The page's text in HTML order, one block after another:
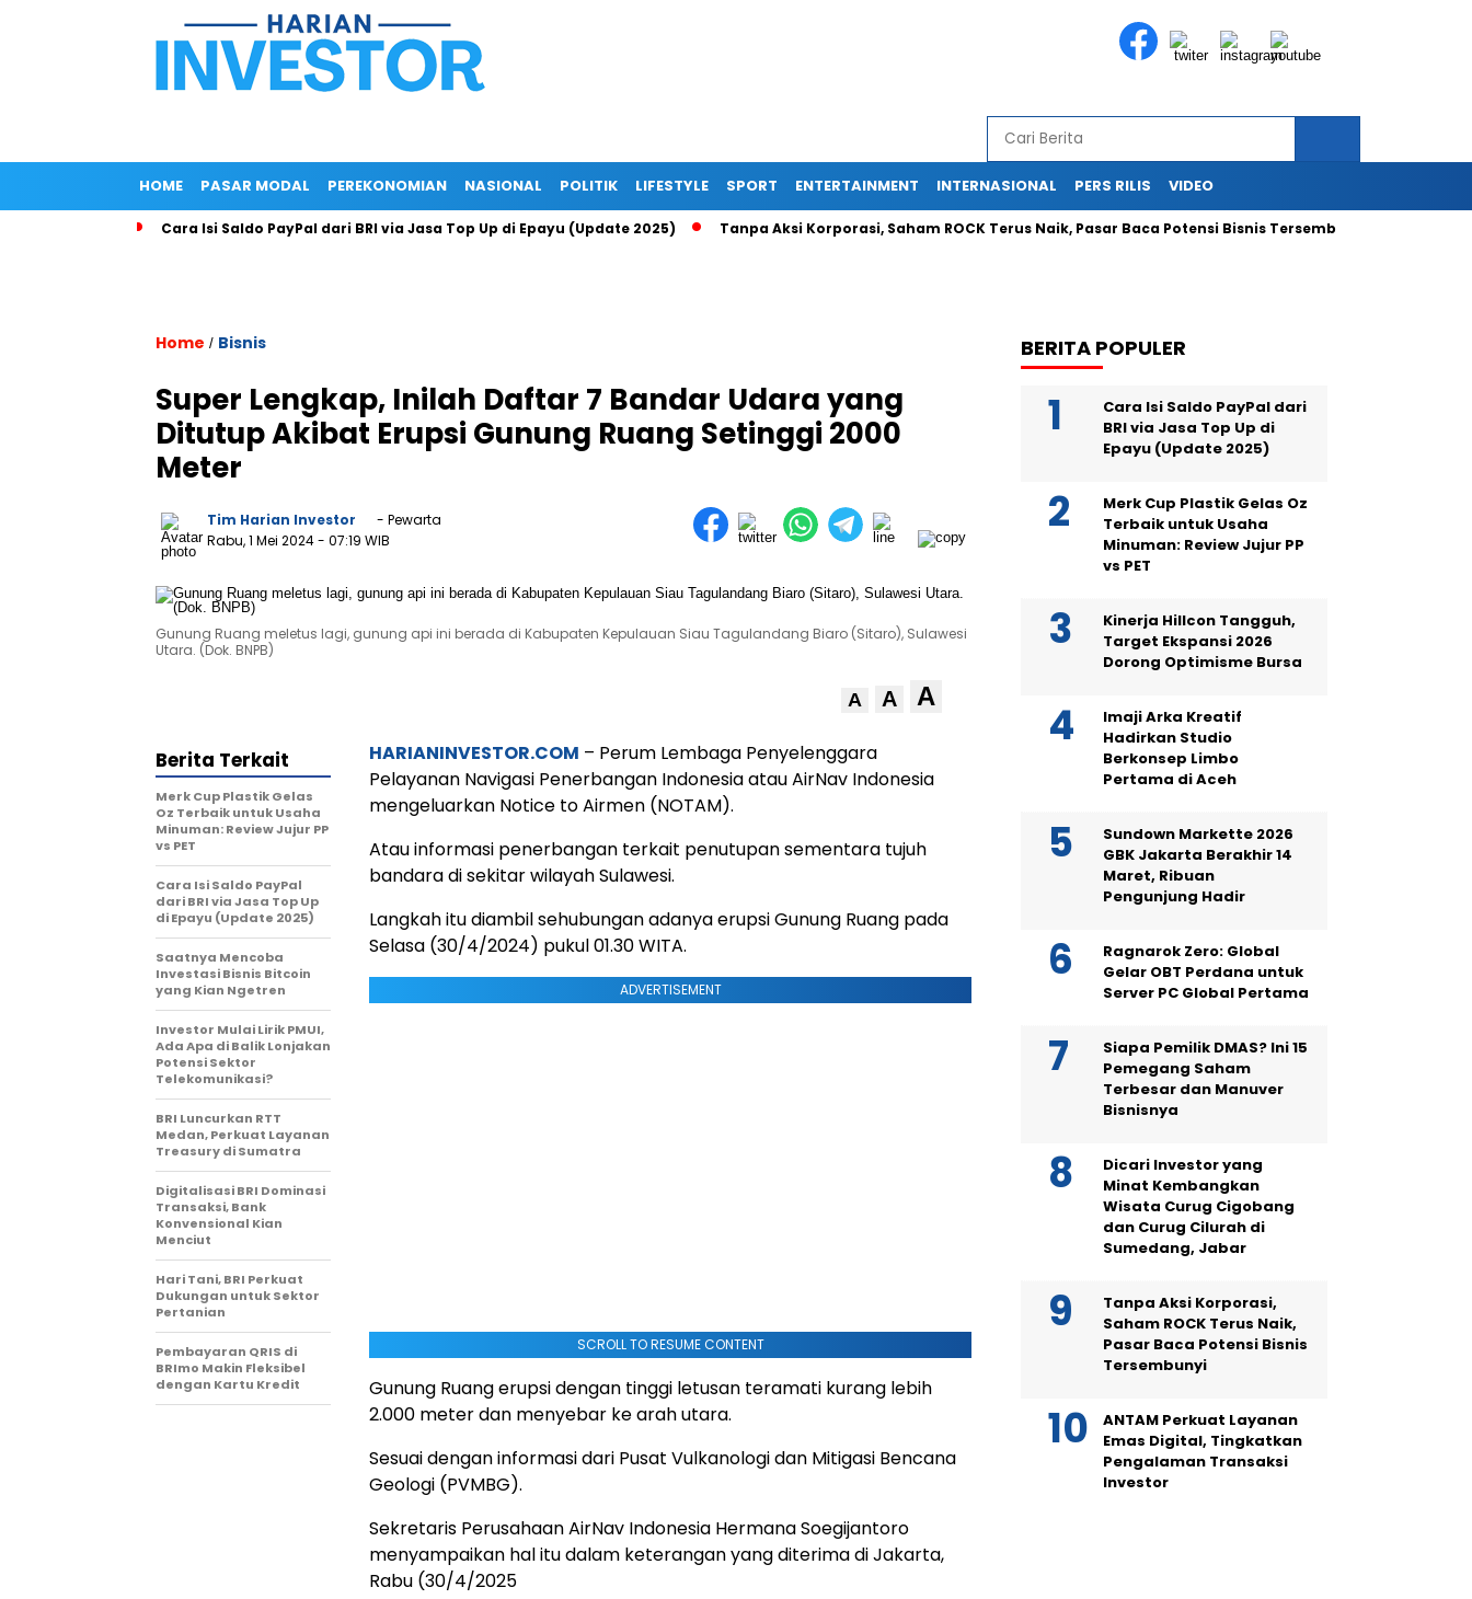
HOME PASAR MODAL PEREKONOMIAN NASIONAL POLITIK LIFESTYLE SPORT ENTERTAINMENT INTERNASIONAL PERS RILIS VIDEO
Cara Isi Saldo PayPal dari BRI via Jasa Top Up di Epayu (Update 2025) Tanpa Aksi Korporasi, Saham ROCK Terus Naik, Pasar Baca Potensi Bisnis Tersembunyi
Home / Bisnis
Super Lengkap, Inilah Daftar 7 Bandar Udara yang
Ditutup Akibat Erupsi Gunung Ruang Setinggi 2000
Meter
Tim Harian Investor
- Pewarta
Rabu, 1 Mei 2024- 07:19 WIB
Gunung Ruang meletus lagi, gunung api ini berada di Kabupaten Kepulauan Siau Tagulandang Biaro (Sitaro), Sulawesi
Utara. (Dok. BNPB)
A A A
HARIANINVESTOR.COM – Perum Lembaga Penyelenggara
Pelayanan Navigasi Penerbangan Indonesia atau AirNav Indonesia
mengeluarkan Notice to Airmen (NOTAM).
Atau informasi penerbangan terkait penutupan sementara tujuh
bandara di sekitar wilayah Sulawesi.
Langkah itu diambil sehubungan adanya erupsi Gunung Ruang pada
Selasa (30/4/2024) pukul 01.30 WITA.
ADVERTISEMENT
SCROLL TO RESUME CONTENT
Gunung Ruang erupsi dengan tinggi letusan teramati kurang lebih
2.000 meter dan menyebar ke arah utara.
Sesuai dengan informasi dari Pusat Vulkanologi dan Mitigasi Bencana
Geologi (PVMBG).
Sekretaris Perusahaan AirNav Indonesia Hermana Soegijantoro
menyampaikan hal itu dalam keterangan yang diterima di Jakarta,
Rabu (30/4/2025
Berita Terkait
Merk Cup Plastik Gelas
Oz Terbaik untuk Usaha
Minuman: Review Jujur PP
vs PET
Cara Isi Saldo PayPal
dari BRI via Jasa Top Up
di Epayu (Update 2025)
Saatnya Mencoba
Investasi Bisnis Bitcoin
yang Kian Ngetren
Investor Mulai Lirik PMUI,
Ada Apa di Balik Lonjakan
Potensi Sektor
Telekomunikasi?
BRI Luncurkan RTT
Medan, Perkuat Layanan
Treasury di Sumatra
Digitalisasi BRI Dominasi
Transaksi, Bank
Konvensional Kian
Menciut
Hari Tani, BRI Perkuat
Dukungan untuk Sektor
Pertanian
Pembayaran QRIS di
BRImo Makin Fleksibel
dengan Kartu Kredit
BERITA POPULER
Cara Isi Saldo PayPal dari
BRI via Jasa Top Up di
Epayu (Update 2025)
Merk Cup Plastik Gelas Oz
Terbaik untuk Usaha
Minuman: Review Jujur PP
vs PET
Kinerja Hillcon Tangguh,
Target Ekspansi 2026
Dorong Optimisme Bursa
Imaji Arka Kreatif
Hadirkan Studio
Berkonsep Limbo
Pertama di Aceh
Sundown Markette 2026
GBK Jakarta Berakhir 14
Maret, Ribuan
Pengunjung Hadir
Ragnarok Zero: Global
Gelar OBT Perdana untuk
Server PC Global Pertama
Siapa Pemilik DMAS? Ini 15
Pemegang Saham
Terbesar dan Manuver
Bisnisnya
Dicari Investor yang
Minat Kembangkan
Wisata Curug Cigobang
dan Curug Cilurah di
Sumedang, Jabar
Tanpa Aksi Korporasi,
Saham ROCK Terus Naik,
Pasar Baca Potensi Bisnis
Tersembunyi
ANTAM Perkuat Layanan
Emas Digital, Tingkatkan
Pengalaman Transaksi
Investor